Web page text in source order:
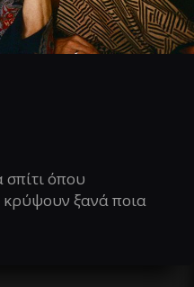
σπίτι όπου
κρύψουν ξανά ποια